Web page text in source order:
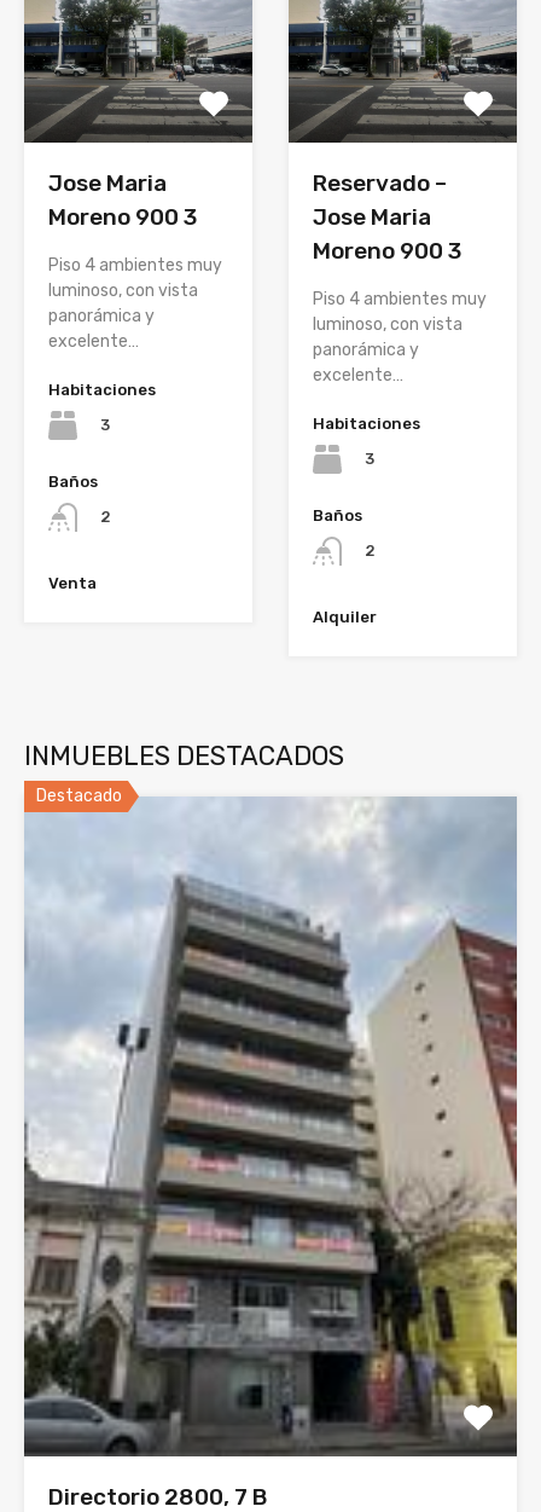
Jose Maria
Moreno 900 3
Piso 4 ambientes muy
luminoso, con vista
panorámica y
excelente…
Habitaciones
3
Baños
2
Venta
Reservado –
Jose Maria
Moreno 900 3
Piso 4 ambientes muy
luminoso, con vista
panorámica y
excelente…
Habitaciones
3
Baños
2
Alquiler
INMUEBLES DESTACADOS
Destacado
Directorio 2800, 7 B